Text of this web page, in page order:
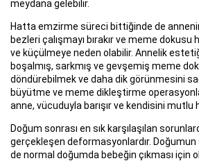
meydana gelebilir.
Hatta emzirme süreci bittiğinde de
bezleri çalışmayı bırakır ve meme
ve küçülmeye neden olabilir. Annelik
boşalmış, sarkmış ve gevşemiş meme
döndürebilmek ve daha dik görünmesini
büyütme ve meme dikleştirme
anne, vücuduyla barışır ve kendisini
Doğum sonrası en sık karşılaşılan
gerçekleşen deformasyonlardır.
de normal doğumda bebeğin çıkması için